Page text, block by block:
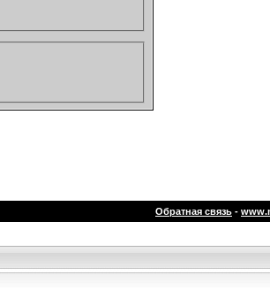
Обратная связь -